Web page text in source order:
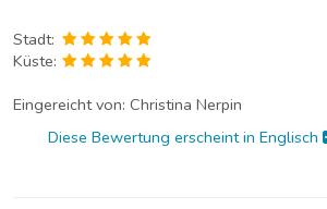
Stadt:
Küste:
Eingereicht von: Christina Nerpin
Diese Bewertung erscheint in Englisch